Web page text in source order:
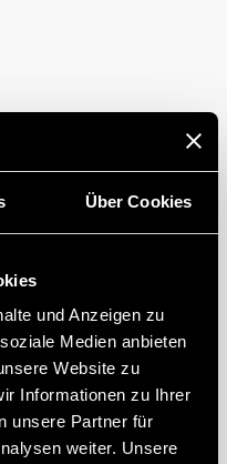
Über Cookies
und Anzeigen zu
Medien anbieten
Website zu
Informationen zu Ihrer
unsere Partner für
weiter. Unsere